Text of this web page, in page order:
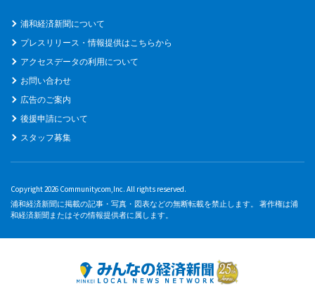
浦和経済新聞について
プレスリリース・情報提供はこちらから
アクセスデータの利用について
お問い合わせ
広告のご案内
後援申請について
スタッフ募集
Copyright 2026 Communitycom,Inc. All rights reserved.
浦和経済新聞に掲載の記事・写真・図表などの無断転載を禁止します。 著作権は浦
和経済新聞またはその情報提供者に属します。